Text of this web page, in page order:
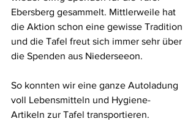
Ebersberg gesammelt. Mittlerweile hat
die Aktion schon eine gewisse Tradition
und die Tafel freut sich immer sehr über
die Spenden aus Niederseeon.
So konnten wir eine ganze Autoladung
voll Lebensmitteln und Hygiene-
Artikeln zur Tafel transportieren.